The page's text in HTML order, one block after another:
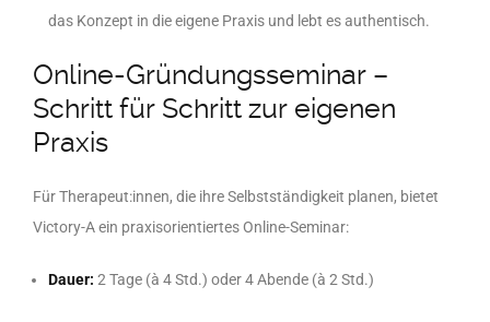
das Konzept in die eigene Praxis und lebt es authentisch.
Online-Gründungsseminar –
Schritt für Schritt zur eigenen
Praxis
Für Therapeut:innen, die ihre Selbstständigkeit planen, bietet
Victory-A ein praxisorientiertes Online-Seminar:
Dauer: 2 Tage (à 4 Std.) oder 4 Abende (à 2 Std.)